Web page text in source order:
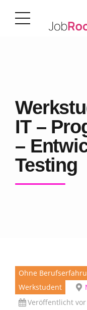
IT –
–
Testing
Ohne
Werkstudent
Veröffentlicht vor